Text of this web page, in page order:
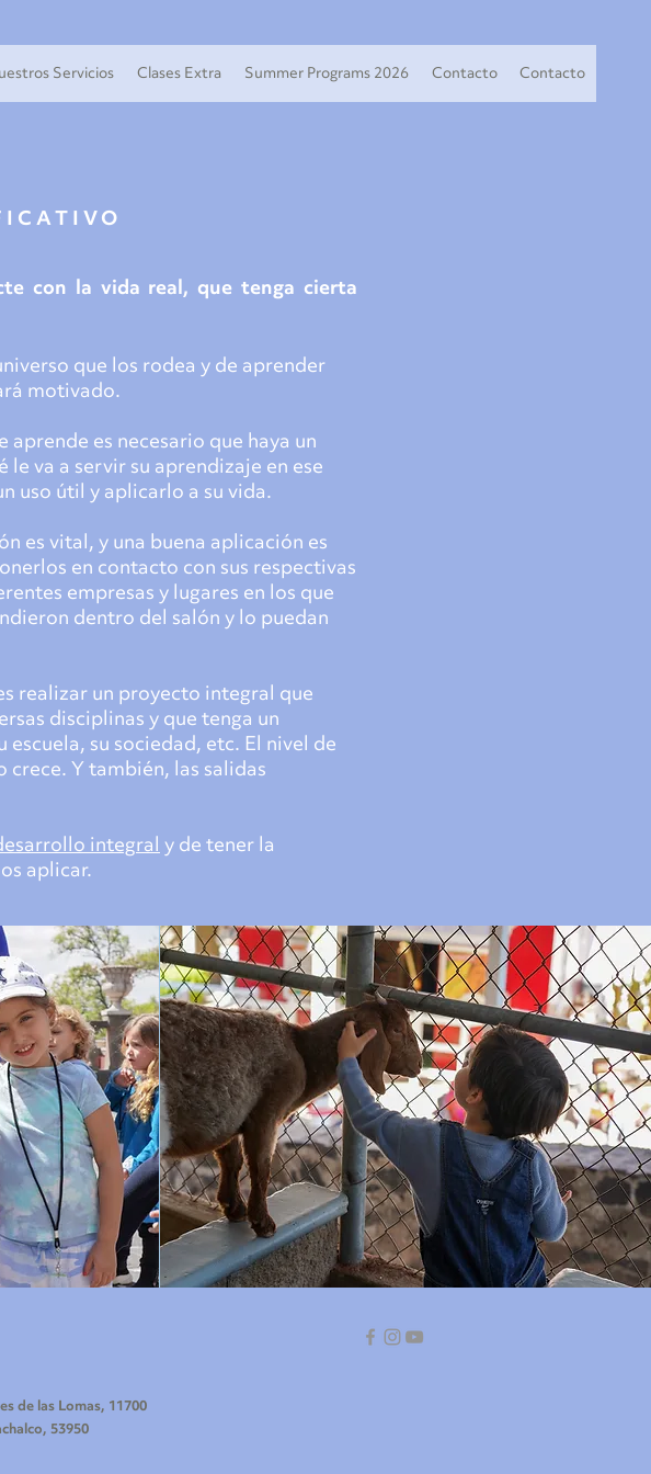
Servicios Clases Extra Summer Programs 2026 Contacto Contacto
con la vida real, que tenga cierta
que los rodea y de aprender
motivado.
es necesario que haya un
va a servir su aprendizaje en ese
uso útil y aplicarlo a su vida.
es vital, y una buena aplicación es
en contacto con sus respectivas
empresas y lugares en los que
dentro del salón y lo puedan
realizar un proyecto integral que
disciplinas y que tenga un
escuela, su sociedad, etc. El nivel de
Y también, las salidas
integral
y de tener la
aplicar.
de las Lomas, 11700
53950